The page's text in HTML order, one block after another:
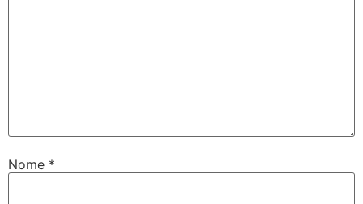
Nome *